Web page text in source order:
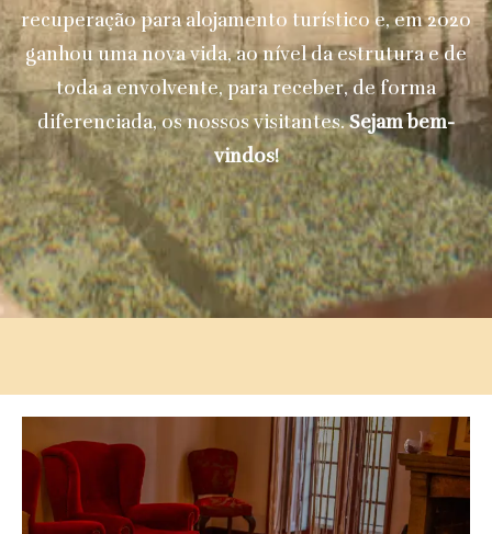
recuperação para alojamento turístico e, em 2020
ganhou uma nova vida, ao nível da estrutura e de
toda a envolvente, para receber, de forma
diferenciada, os nossos visitantes.Sejam bem-
vindos!